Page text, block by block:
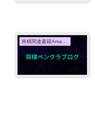
将棋関連書籍Amazon売上TOP10